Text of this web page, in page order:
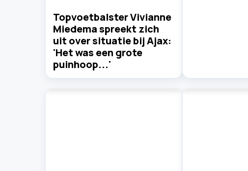
Topvoetbalster Vivianne
Miedema spreekt zich
uit over situatie bij Ajax:
'Het was een grote
puinhoop...'